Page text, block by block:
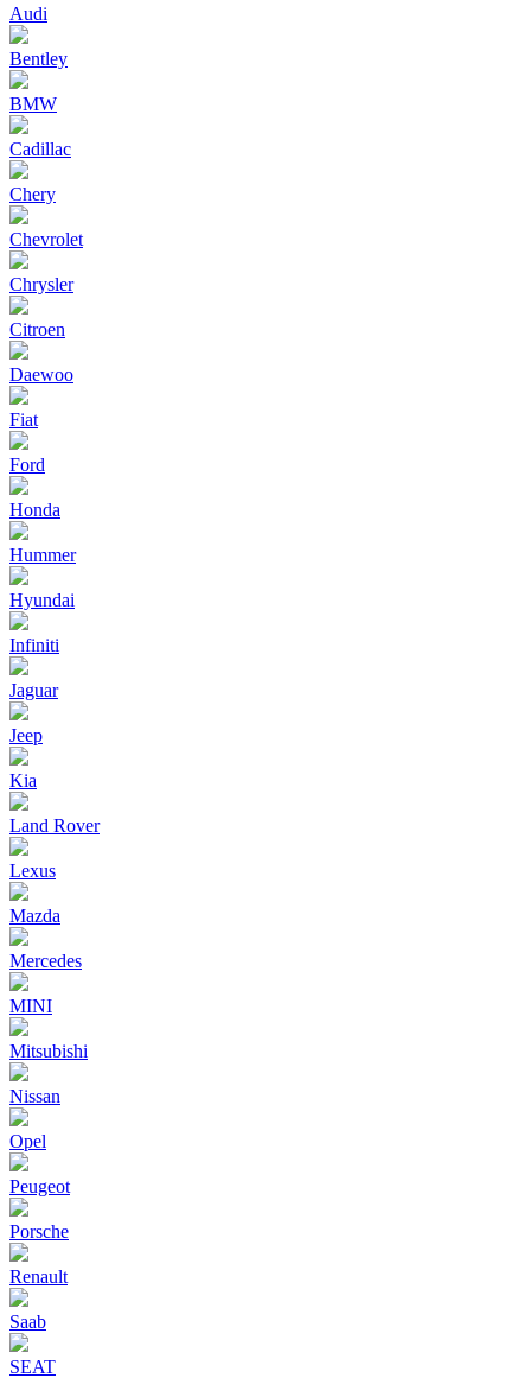
Audi
Bentley
BMW
Cadillac
Chery
Chevrolet
Chrysler
Citroen
Daewoo
Fiat
Ford
Honda
Hummer
Hyundai
Infiniti
Jaguar
Jeep
Kia
Land Rover
Lexus
Mazda
Mercedes
MINI
Mitsubishi
Nissan
Opel
Peugeot
Porsche
Renault
Saab
SEAT